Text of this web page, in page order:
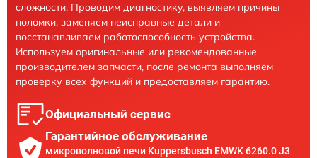
сложности. Проводим диагностику, выявляем причины
поломки, заменяем неисправные детали и
восстанавливаем работоспособность устройства.
Используем оригинальные или рекомендованные
производителем запчасти, после ремонта выполняем
проверку всех функций и предоставляем гарантию.
Официальный сервис
Гарантийное обслуживание
микроволновой печи Kuppersbusch EMWK 6260.0 J3